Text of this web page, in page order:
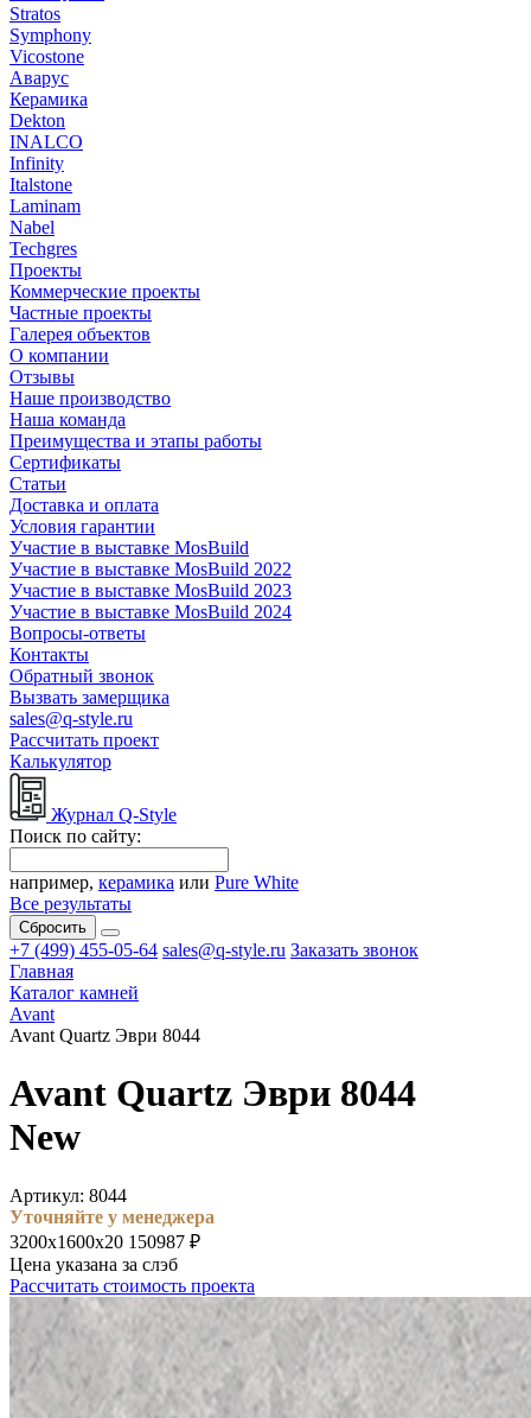
Stratos
Symphony
Vicostone
Аварус
Керамика
Dekton
INALCO
Infinity
Italstone
Laminam
Nabel
Techgres
Проекты
Коммерческие проекты
Частные проекты
Галерея объектов
О компании
Отзывы
Наше производство
Наша команда
Преимущества и этапы работы
Сертификаты
Статьи
Доставка и оплата
Условия гарантии
Участие в выставке MosBuild
Участие в выставке MosBuild 2022
Участие в выставке MosBuild 2023
Участие в выставке MosBuild 2024
Вопросы-ответы
Контакты
Обратный звонок
Вызвать замерщика
sales@q-style.ru
Рассчитать проект
Калькулятор
Журнал Q-Style
Поиск по сайту:
например, керамика или Pure White
Все результаты
Сбросить
+7 (499) 455-05-64 sales@q-style.ru Заказать звонок
Главная
Каталог камней
Avant
Avant Quartz Эври 8044
Avant Quartz Эври 8044
New
Артикул: 8044
Уточняйте у менеджера
3200х1600х20 150987 ₽
Цена указана за слэб
Рассчитать стоимость проекта